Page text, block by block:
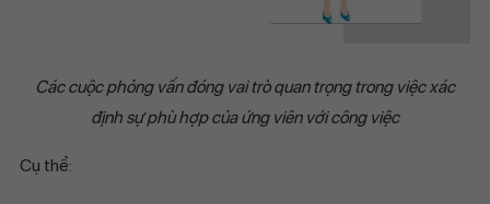
Các cuộc phỏng vấn đóng vai trò quan trọng trong việc xác
định sự phù hợp của ứng viên với công việc
Cụ thể: